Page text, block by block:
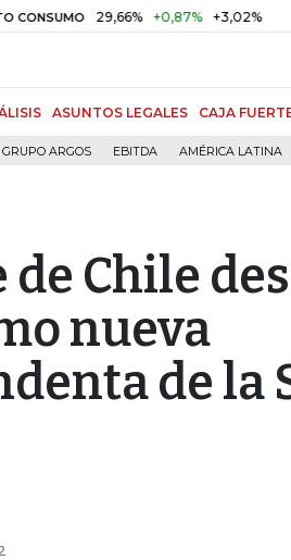
29,66% +0,87% +3,02% DTF
ASUNTOS LEGALES CAJA
GRUPO ARGOS EBITDA AMÉRICA LATINA
Chile
nueva
de la